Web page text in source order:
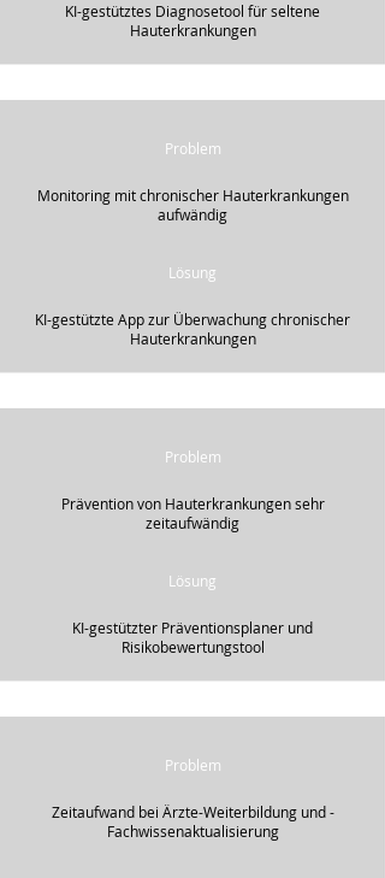
KI-gestütztes Diagnosetool für seltene
Hauterkrankungen
Problem
Monitoring mit chronischer Hauterkrankungen
aufwändig
Lösung
KI-gestützte App zur Überwachung chronischer
Hauterkrankungen
Problem
Prävention von Hauterkrankungen sehr
zeitaufwändig
Lösung
KI-gestützter Präventionsplaner und
Risikobewertungstool
Problem
Zeitaufwand bei Ärzte-Weiterbildung und -
Fachwissenaktualisierung